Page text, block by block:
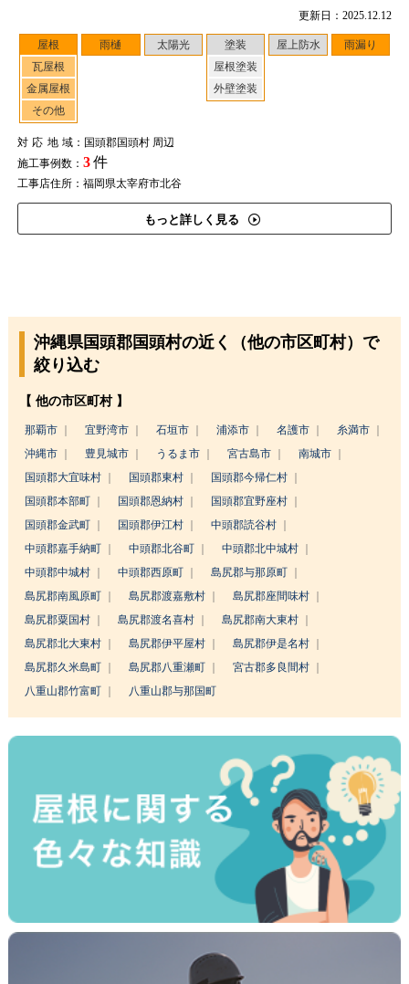
更新日：2025.12.12
屋根
瓦屋根
金属屋根
その他
雨樋 太陽光
塗装
屋根塗装
外壁塗装
屋上防水 雨漏り
対応地域：国頭郡国頭村 周辺
施工事例数： 3件
工事店住所：福岡県太宰府市北谷
もっと詳しく見る
沖縄県国頭郡国頭村の近く（他の市区町村）で
絞り込む
【 他の市区町村 】
那覇市 宜野湾市 石垣市 浦添市 名護市
糸満市
沖縄市
豊見城市 うるま市 宮古島市
南城市
国頭郡大宜味村
国頭郡東村
国頭郡今帰仁村
国頭郡本部町
国頭郡恩納村
国頭郡宜野座村
国頭郡金武町
国頭郡伊江村
中頭郡読谷村
中頭郡嘉手納町
中頭郡北谷町
中頭郡北中城村
中頭郡中城村
中頭郡西原町
島尻郡与那原町
島尻郡南風原町
島尻郡渡嘉敷村
島尻郡座間味村
島尻郡粟国村
島尻郡渡名喜村
島尻郡南大東村
島尻郡北大東村
島尻郡伊平屋村
島尻郡伊是名村
島尻郡久米島町
島尻郡八重瀬町
宮古郡多良間村
八重山郡竹富町
八重山郡与那国町